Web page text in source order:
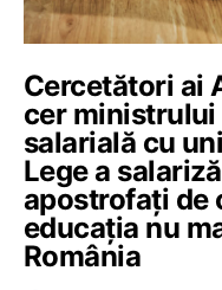
Cercetători ai
cer
salarială cu
Lege a
apostrofați de
educația nu
România